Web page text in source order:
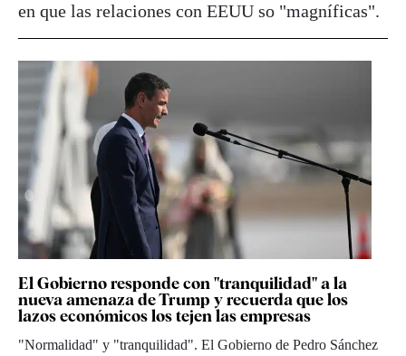
en que las relaciones con EEUU so "magníficas".
El Gobierno responde con "tranquilidad" a la
nueva amenaza de Trump y recuerda que los
lazos económicos los tejen las empresas
"Normalidad" y "tranquilidad". El Gobierno de Pedro Sánchez